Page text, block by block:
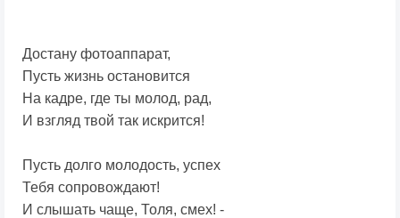
Достану фотоаппарат,
Пусть жизнь остановится
На кадре, где ты молод, рад,
И взгляд твой так искрится!
Пусть долго молодость, успех
Тебя сопровождают!
И слышать чаще, Толя, смех! -